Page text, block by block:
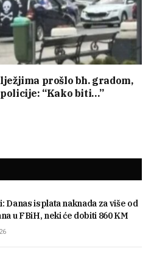
prošlo bh. gradom,
“Kako biti…”
Danas isplata naknada za više od
u FBiH, neki će dobiti 860 KM